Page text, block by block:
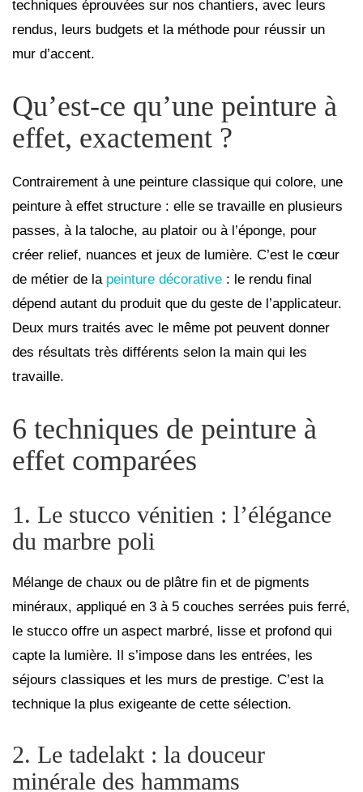
techniques éprouvées sur nos chantiers, avec leurs
rendus, leurs budgets et la méthode pour réussir un
mur d’accent.
Qu’est-ce qu’une peinture à
effet, exactement ?
Contrairement à une peinture classique qui colore, une
peinture à effet structure : elle se travaille en plusieurs
passes, à la taloche, au platoir ou à l’éponge, pour
créer relief, nuances et jeux de lumière. C’est le cœur
de métier de la peinture décorative : le rendu final
dépend autant du produit que du geste de l’applicateur.
Deux murs traités avec le même pot peuvent donner
des résultats très différents selon la main qui les
travaille.
6 techniques de peinture à
effet comparées
1. Le stucco vénitien : l’élégance
du marbre poli
Mélange de chaux ou de plâtre fin et de pigments
minéraux, appliqué en 3 à 5 couches serrées puis ferré,
le stucco offre un aspect marbré, lisse et profond qui
capte la lumière. Il s’impose dans les entrées, les
séjours classiques et les murs de prestige. C’est la
technique la plus exigeante de cette sélection.
2. Le tadelakt : la douceur
minérale des hammams